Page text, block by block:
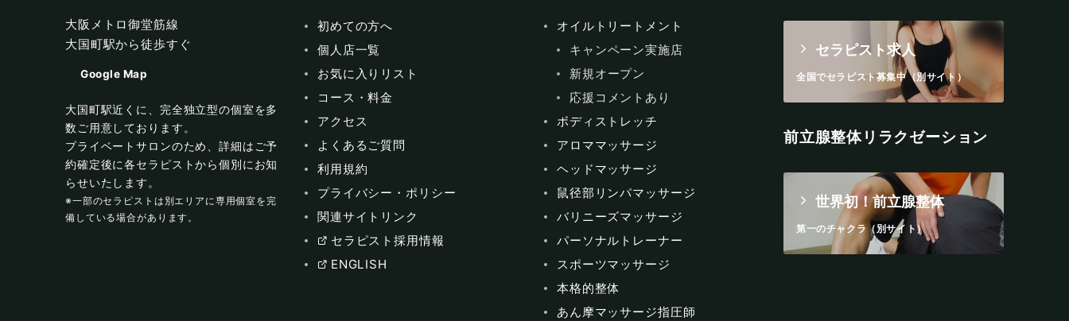
大阪メトロ御堂筋線
大国町駅から徒歩すぐ
Google Map
大国町駅近くに、完全独立型の個室を多
数ご用意しております。
プライベートサロンのため、詳細はご予
約確定後に各セラピストから個別にお知
らせいたします。
※一部のセラピストは別エリアに専用個室を完
備している場合があります。
初めての方へ
個人店一覧
お気に入りリスト
コース・料金
アクセス
よくあるご質問
利用規約
プライバシー・ポリシー
関連サイトリンク
セラピスト採用情報
ENGLISH
オイルトリートメント
キャンペーン実施店
新規オープン
応援コメントあり
ボディストレッチ
アロママッサージ
ヘッドマッサージ
鼠径部リンパマッサージ
バリニーズマッサージ
パーソナルトレーナー
スポーツマッサージ
本格的整体
あん摩マッサージ指圧師
セラピスト求人
全国でセラピスト募集中（別サイト）
前立腺整体リラクゼーション
世界初！前立腺整体
第一のチャクラ（別サイト）